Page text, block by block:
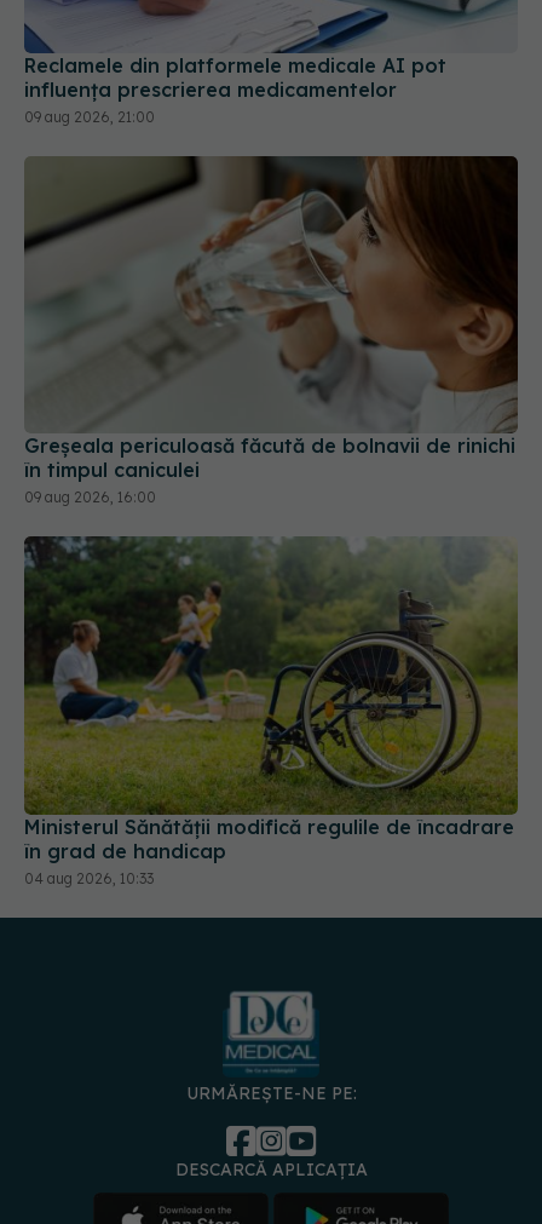
Reclamele din platformele medicale AI pot
influența prescrierea medicamentelor
09 aug 2026, 21:00
Greșeala periculoasă făcută de bolnavii de rinichi
în timpul caniculei
09 aug 2026, 16:00
Ministerul Sănătății modifică regulile de încadrare
în grad de handicap
04 aug 2026, 10:33
URMĂREȘTE-NE PE:
DESCARCĂ APLICAȚIA